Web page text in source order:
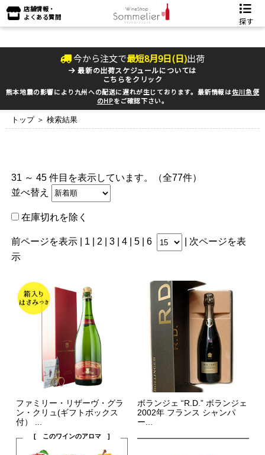
店舗情報・
よくある質問
探す
今から注文で最短8月9日(日)出荷
最新の出荷スケジュールについては
こちらをクリック
熊本地震の影響により九州への配送に遅れが生じております。最新情報は佐川急便
のHPをご確認下さい。
トップ ＞ 検索結果
31 ～ 45 件目を表示しています。（全77件）
並べ替え
在庫切れを除く
前ページを表示| 1| 2| 3 | 4| 5| 6
次ページを表
示
ファミリー・リザーヴ・グラ
ン・クリュ(ギフトボックス
付） ...
[ このワインのアロマ ]
ボランジェ “R.D.” ボランジェ
2002年 フランス シャンパ
ー...